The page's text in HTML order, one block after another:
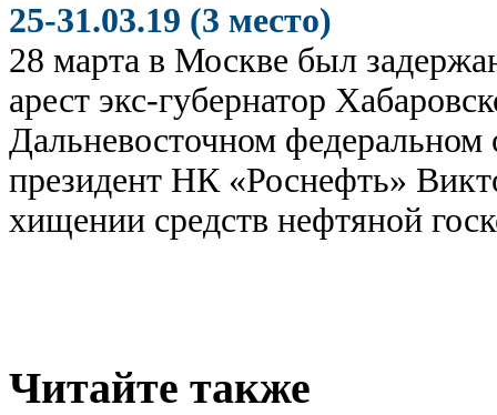
25-31.03.19 (3 место)
28 марта в Москве был
арест экс-губернатор
Дальневосточном
президент НК «Роснефть»
хищении средств нефтяной
Читайте также